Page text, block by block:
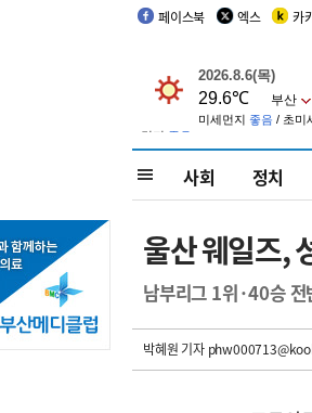
페이스북 엑스 카
사회 정치
울산 웨일즈,
남부리그 1위·40승 전
박혜원 기자